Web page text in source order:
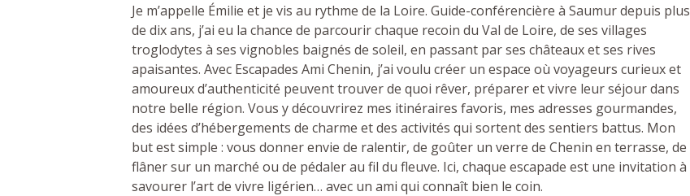
Je m’appelle Émilie et je vis au rythme de la Loire. Guide-conférencière à Saumur depuis plus
de dix ans, j’ai eu la chance de parcourir chaque recoin du Val de Loire, de ses villages
troglodytes à ses vignobles baignés de soleil, en passant par ses châteaux et ses rives
apaisantes. Avec Escapades Ami Chenin, j’ai voulu créer un espace où voyageurs curieux et
amoureux d’authenticité peuvent trouver de quoi rêver, préparer et vivre leur séjour dans
notre belle région. Vous y découvrirez mes itinéraires favoris, mes adresses gourmandes,
des idées d’hébergements de charme et des activités qui sortent des sentiers battus. Mon
but est simple : vous donner envie de ralentir, de goûter un verre de Chenin en terrasse, de
flâner sur un marché ou de pédaler au fil du fleuve. Ici, chaque escapade est une invitation à
savourer l’art de vivre ligérien… avec un ami qui connaît bien le coin.